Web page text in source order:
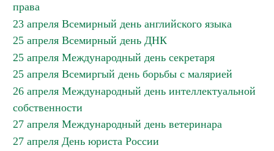
права
23 апреля Всемирный день английского языка
25 апреля Всемирный день ДНК
25 апреля Международный день секретаря
25 апреля Всемиргый день борьбы с малярией
26 апреля Международный день интеллектуальной
собственности
27 апреля Международный день ветеринара
27 апреля День юриста России